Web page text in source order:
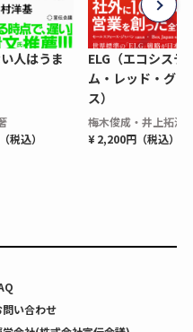
人はうま
税込）
ELG（エコシステ
ム・レッド・グロ
ス）
梅木俊成・井上拓海
¥ 2,200円（税込）
問い合わせ